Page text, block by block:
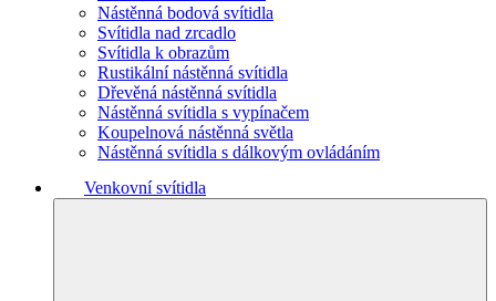
Nástěnná bodová svítidla
Svítidla nad zrcadlo
Svítidla k obrazům
Rustikální nástěnná svítidla
Dřevěná nástěnná svítidla
Nástěnná svítidla s vypínačem
Koupelnová nástěnná světla
Nástěnná svítidla s dálkovým ovládáním
Venkovní svítidla